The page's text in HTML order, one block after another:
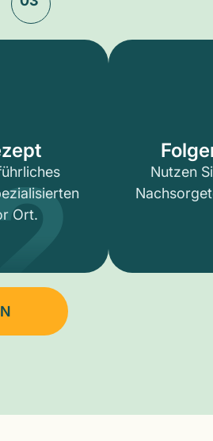
Ort.
Nutzen